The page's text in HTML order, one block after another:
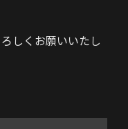
しくお願いいたし